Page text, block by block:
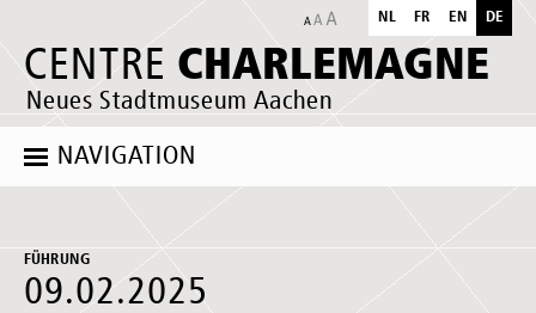
CENTRE CHARLEMAGNE
Neues Stadtmuseum Aachen
NL FR EN DE
NAVIGATION
FÜHRUNG
09.02.2025